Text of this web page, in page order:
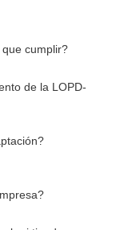
cumplir?
de la LOPD-